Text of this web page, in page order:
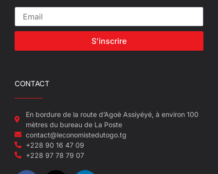
S'inscrire
CONTACT
En bordure de la route d’Agoè Assiyéyé, à environ 100
mètres du bureau de La Poste
contact@leconomistedutogo.tg
+228 90 16 47 09
+228 97 78 79 07